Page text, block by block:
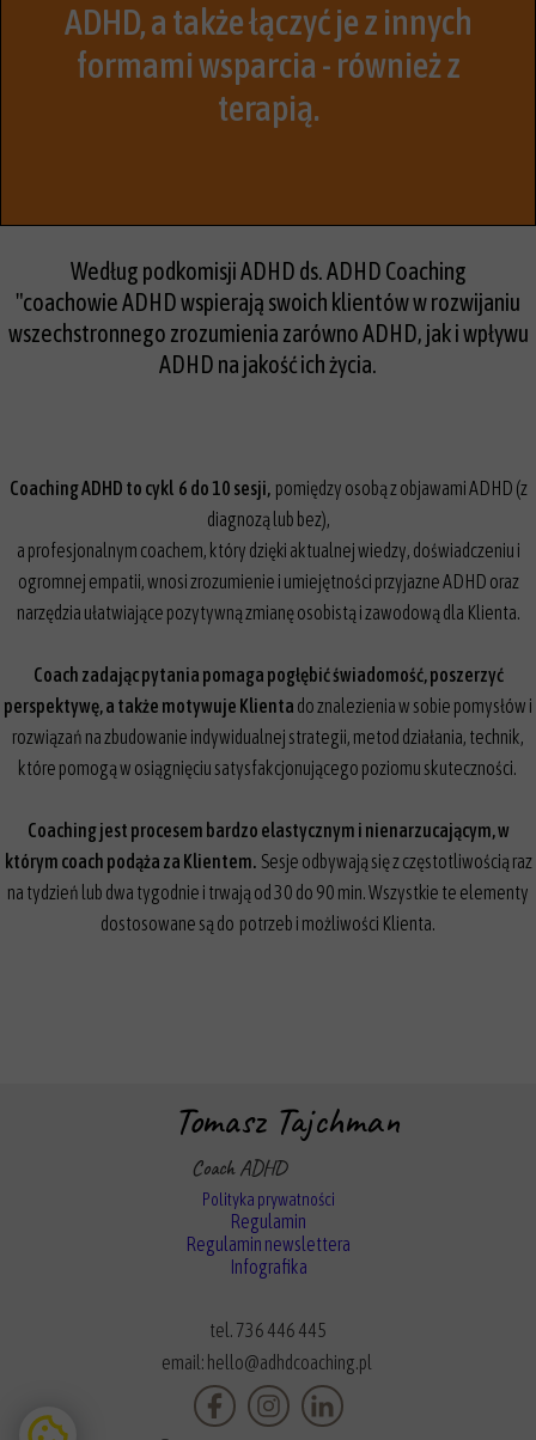
Polityka prywatności
Regulamin
Regulamin newslettera
Infografika
tel. 736 446 445
email: hello@adhdcoaching.pl
Tomasz Tajchman
Coach ADHD
ADHD, a także łączyć je z innych
formami wsparcia - również z
terapią.
Według podkomisji ADHD ds. ADHD Coaching
"coachowie ADHD wspierają swoich klientów w rozwijaniu
wszechstronnego zrozumienia zarówno ADHD, jak i wpływu
ADHD na jakość ich życia.
Coaching ADHD to cykl 6 do 10 sesji,pomiędzy osobą z objawami ADHD (z
diagnozą lub bez),
a profesjonalnym coachem, który dzięki aktualnej wiedzy, doświadczeniu i
ogromnej empatii, wnosi zrozumienie i umiejętności przyjazne ADHD oraz
narzędzia ułatwiające pozytywną zmianę osobistą i zawodową dla Klienta.
Coach zadając pytania pomaga pogłębić świadomość, poszerzyć
perspektywę, a także motywuje Klienta do znalezienia w sobie pomysłów i
rozwiązań na zbudowanie indywidualnej strategii, metod działania, technik,
które pomogą w osiągnięciu satysfakcjonującego poziomu skuteczności.
Coaching jest procesem bardzo elastycznym i nienarzucającym, w
którym coach podąża za Klientem.Sesje odbywają się z częstotliwością raz
na tydzień lub dwa tygodnie i trwają od 30 do 90 min. Wszystkie te elementy
dostosowane są do potrzeb i możliwości Klienta.